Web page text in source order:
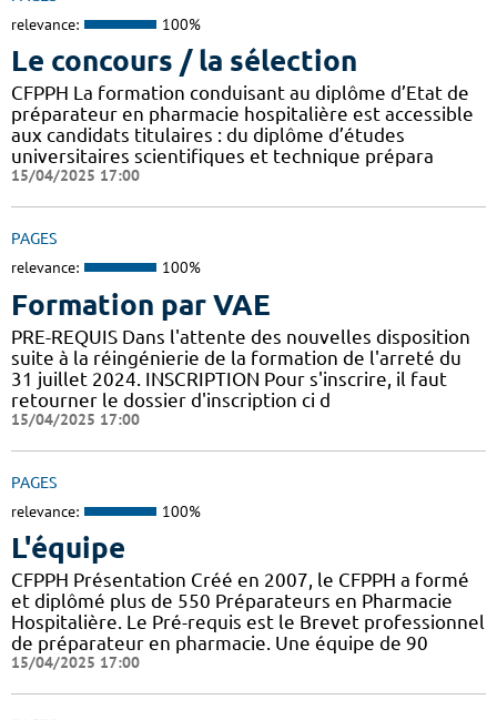
relevance: 100%
Le concours / la sélection
CFPPH La formation conduisant au diplôme d’Etat de
préparateur en pharmacie hospitalière est accessible
aux candidats titulaires : du diplôme d’études
universitaires scientifiques et technique prépara
15/04/2025 17:00
PAGES
relevance: 100%
Formation par VAE
PRE-REQUIS Dans l'attente des nouvelles disposition
suite à la réingénierie de la formation de l'arreté du
31 juillet 2024. INSCRIPTION Pour s'inscrire, il faut
retourner le dossier d'inscription ci d
15/04/2025 17:00
PAGES
relevance: 100%
L'équipe
CFPPH Présentation Créé en 2007, le CFPPH a formé
et diplômé plus de 550 Préparateurs en Pharmacie
Hospitalière. Le Pré-requis est le Brevet professionnel
de préparateur en pharmacie. Une équipe de 90
15/04/2025 17:00